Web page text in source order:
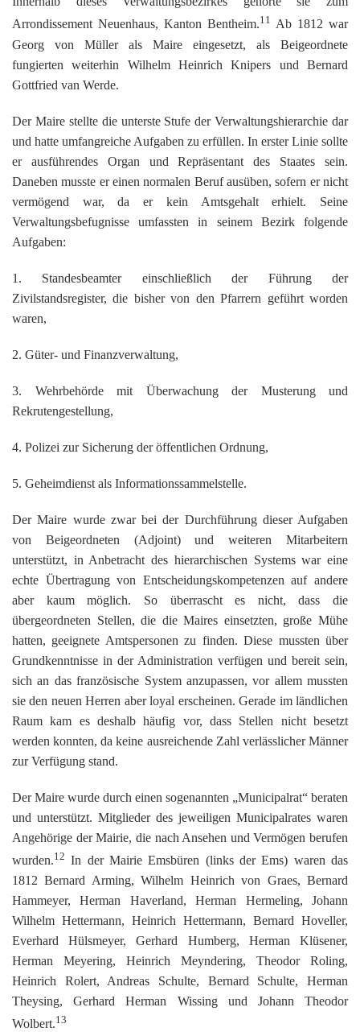
Arrondissement Neuenhaus, Kanton Bentheim.11 Ab 1812 war
Georg von Müller als Maire eingesetzt, als Beigeordnete
fungierten weiterhin Wilhelm Heinrich Knipers und Bernard
Gottfried van Werde.
Der Maire stellte die unterste Stufe der Verwaltungshierarchie dar
und hatte umfangreiche Aufgaben zu erfüllen. In erster Linie sollte
er ausführendes Organ und Repräsentant des Staates sein.
Daneben musste er einen normalen Beruf ausüben, sofern er nicht
vermögend war, da er kein Amtsgehalt erhielt. Seine
Verwaltungsbefugnisse umfassten in seinem Bezirk folgende
Aufgaben:
1. Standesbeamter einschließlich der Führung der
Zivilstandsregister, die bisher von den Pfarrern geführt worden
waren,
2. Güter- und Finanzverwaltung,
3. Wehrbehörde mit Überwachung der Musterung und
Rekrutengestellung,
4. Polizei zur Sicherung der öffentlichen Ordnung,
5. Geheimdienst als Informationssammelstelle.
Der Maire wurde zwar bei der Durchführung dieser Aufgaben
von Beigeordneten (Adjoint) und weiteren Mitarbeitern
unterstützt, in Anbetracht des hierarchischen Systems war eine
echte Übertragung von Entscheidungskompetenzen auf andere
aber kaum möglich. So überrascht es nicht, dass die
übergeordneten Stellen, die die Maires einsetzten, große Mühe
hatten, geeignete Amtspersonen zu finden. Diese mussten über
Grundkenntnisse in der Administration verfügen und bereit sein,
sich an das französische System anzupassen, vor allem mussten
sie den neuen Herren aber loyal erscheinen. Gerade im ländlichen
Raum kam es deshalb häufig vor, dass Stellen nicht besetzt
werden konnten, da keine ausreichende Zahl verlässlicher Männer
zur Verfügung stand.
Der Maire wurde durch einen sogenannten „Municipalrat“ beraten
und unterstützt. Mitglieder des jeweiligen Municipalrates waren
Angehörige der Mairie, die nach Ansehen und Vermögen berufen
wurden.12 In der Mairie Emsbüren (links der Ems) waren das
1812 Bernard Arming, Wilhelm Heinrich von Graes, Bernard
Hammeyer, Herman Haverland, Herman Hermeling, Johann
Wilhelm Hettermann, Heinrich Hettermann, Bernard Hoveller,
Everhard Hülsmeyer, Gerhard Humberg, Herman Klüsener,
Herman Meyering, Heinrich Meyndering, Theodor Roling,
Heinrich Rolert, Andreas Schulte, Bernard Schulte, Herman
Theysing, Gerhard Herman Wissing und Johann Theodor
Wolbert.13